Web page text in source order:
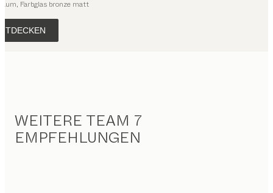
Farbglas bronze matt
WEITERE TEAM 7
EMPFEHLUNGEN